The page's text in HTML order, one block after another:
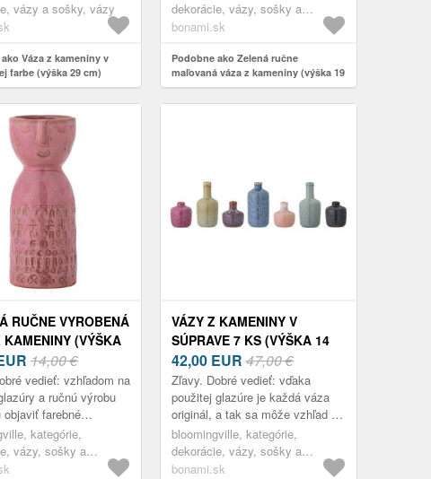
a nepravidelný tvar
vázy a sošky, vázy
Váza z kameniny v
farbe (výška 29 cm)
je chybou, ale iba dodáva kaž...
dekorácie, vázy, sošky a
glóbusy, vázy
bonami.sk
Podobne ako Zelená ručne
maľovaná váza z kameniny (výška 19
cm) Trudy – Bloomingville
RUČNE VYROBENÁ
KAMENINY (VÝŠKA
EMBLA –
14,00 €
vedieť: vzhľadom na
a ručnú výrobu
farebné
Tento fakt nie je
iba dodáva každému
kategórie,
vázy, sošky a
VÁZY Z KAMENINY V
SÚPRAVE 7 KS (VÝŠKA 14
CM) MAIEN –
BLOOMINGVILLE
42,00 EUR 47,00 €
Zľavy. Dobré vedieť: vďaka
použitej glazúre je každá váza
originál, a tak sa môže vzhľad pri
každom kuse ľahko líšiť.
bloomingville, kategórie,
dekorácie, vázy, sošky a
glóbusy, vázy
bonami.sk